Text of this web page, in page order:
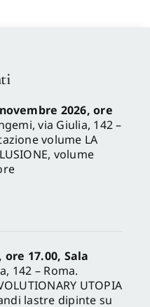
2026, ore
via Giulia, 142 –
volume LA
volume
17.00, Sala
142 – Roma.
UTOPIA
lastre dipinte su